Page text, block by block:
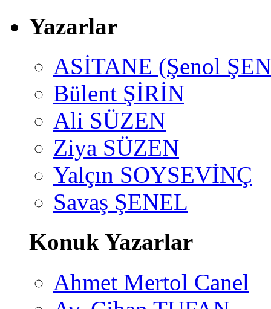
Yazarlar
ASİTANE (Şenol
Bülent ŞİRİN
Ali SÜZEN
Ziya SÜZEN
Yalçın SOYSEVİNÇ
Savaş ŞENEL
Konuk Yazarlar
Ahmet Mertol Canel